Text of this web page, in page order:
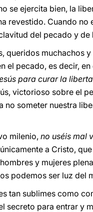
se ejercita bien, la
revestido. Cuando
del pecado y de
queridos muchachos
el pecado, es decir,
para curar la
victorioso sobre el
no someter nuestra
milenio, no uséis mal
a Cristo,
y mujeres
podemos ser luz del
tan sublimes como
secreto para entrar y